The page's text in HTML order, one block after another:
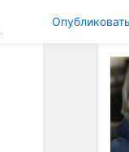
Опубликовать